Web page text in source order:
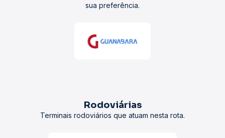
sua preferência.
Rodoviárias
Terminais rodoviários que atuam nesta rota.